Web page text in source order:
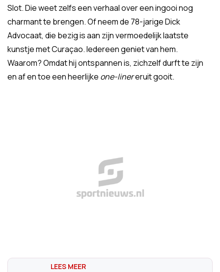
Slot. Die weet zelfs een verhaal over een ingooi nog
charmant te brengen. Of neem de 78-jarige Dick
Advocaat, die bezig is aan zijn vermoedelijk laatste
kunstje met Curaçao. Iedereen geniet van hem.
Waarom? Omdat hij ontspannen is, zichzelf durft te zijn
en af en toe een heerlijke one-linereruit gooit.